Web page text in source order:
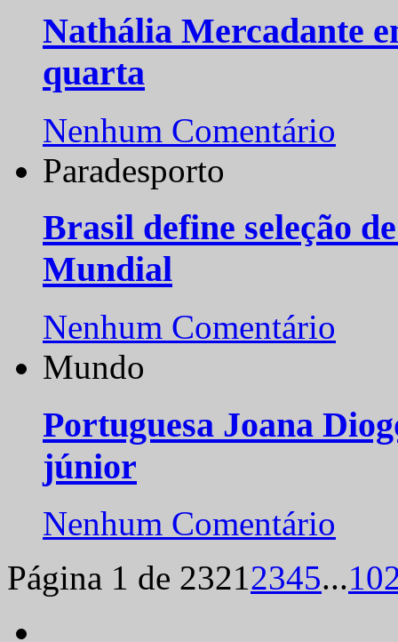
Nathália Mercadante
quarta
Nenhum Comentário
Paradesporto
Brasil define seleção
Mundial
Nenhum Comentário
Mundo
Portuguesa Joana
júnior
Nenhum Comentário
Página 1 de 23212345...10